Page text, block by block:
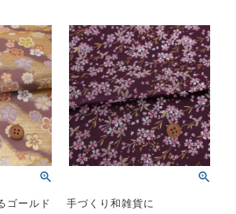
ゴールド
手づくり和雑貨に